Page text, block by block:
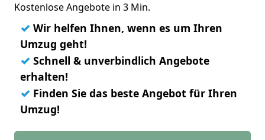
Kostenlose Angebote in 3 Min.
✓ Wir helfen Ihnen, wenn es um Ihren
Umzug geht!
✓ Schnell & unverbindlich Angebote
erhalten!
✓ Finden Sie das beste Angebot für Ihren
Umzug!